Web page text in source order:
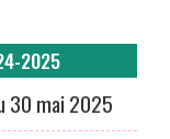
2025
30 mai 2025